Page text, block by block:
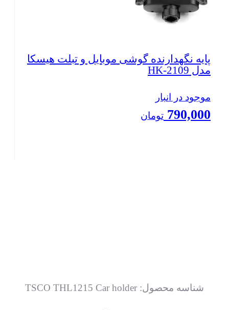
پایه نگهدارنده گوشی موبایل و تبلت هیسکا
مدل HK-2109
موجود در انبار
790,000 تومان
شناسه محصول: TSCO THL1215 Car holder